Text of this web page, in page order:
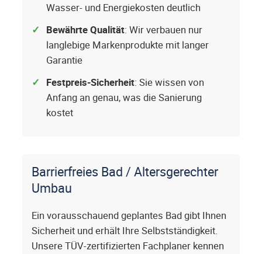
Wasser- und Energiekosten deutlich
Bewährte Qualität: Wir verbauen nur
langlebige Markenprodukte mit langer
Garantie
Festpreis-Sicherheit: Sie wissen von
Anfang an genau, was die Sanierung
kostet
Barrierfreies Bad / Altersgerechter
Umbau
Ein vorausschauend geplantes Bad gibt Ihnen
Sicherheit und erhält Ihre Selbstständigkeit.
Unsere TÜV-zertifizierten Fachplaner kennen